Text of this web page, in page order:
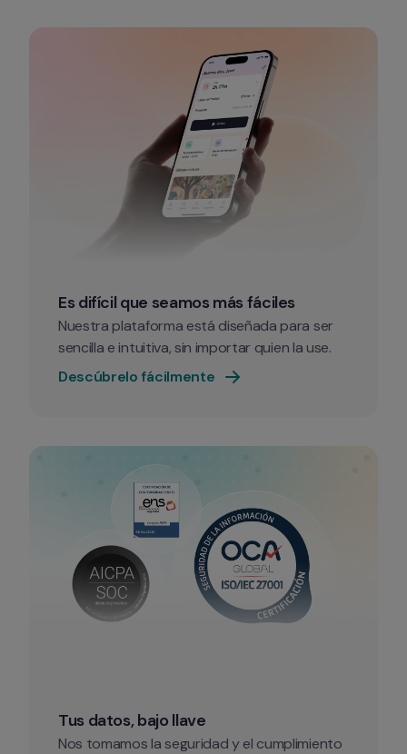
Es difícil que seamos más fáciles
Nuestra plataforma está diseñada para ser
sencilla e intuitiva, sin importar quien la use.
Descúbrelo fácilmente
Tus datos, bajo llave
Nos tomamos la seguridad y el cumplimiento